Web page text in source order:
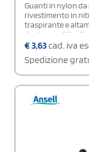
Guanti in nylon
rivestimento in
traspirante e
destrezza di livello
automobilistica,
assemblaggio di
le attività che
sensibilità. Utili
manutenzione e
assemblaggio,
€3,63cad. iva
Spedizione